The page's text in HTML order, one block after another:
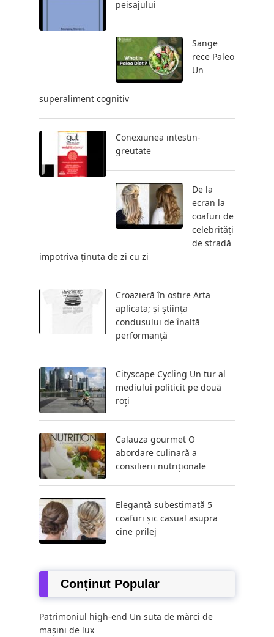
peisajului
Sange
rece Paleo
Un
superaliment cognitiv
Conexiunea intestin-
greutate
De la
ecran la
coafuri de
celebrități
de stradă
impotriva ținuta de zi cu zi
Croazieră în ostire Arta
aplicata; și știința
condusului de înaltă
performanță
Cityscape Cycling Un tur al
mediului politicit pe două
roți
Calauza gourmet O
abordare culinară a
consilierii nutriționale
Eleganță subestimată 5
coafuri șic casual asupra
cine prilej
Conținut Popular
Patrimoniul high-end Un suta de mărci de
mașini de lux